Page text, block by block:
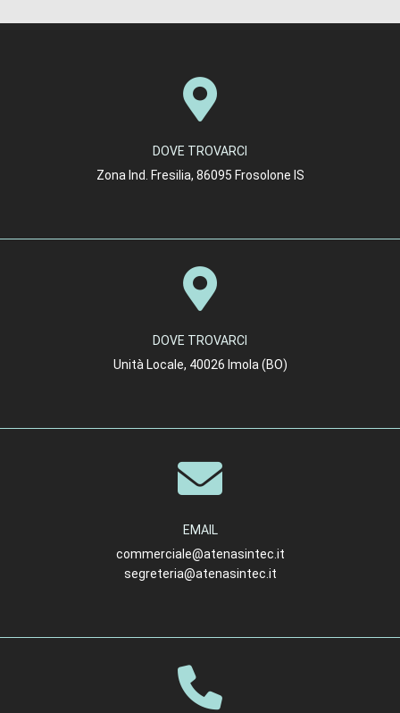
DOVE TROVARCI
Zona Ind. Fresilia, 86095 Frosolone IS
DOVE TROVARCI
Unità Locale, 40026 Imola (BO)
EMAIL
commerciale@atenasintec.it
segreteria@atenasintec.it